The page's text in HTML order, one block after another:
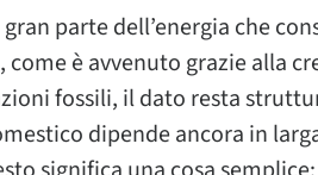
parte dell’energia che
come è avvenuto grazie alla
fossili, il dato resta
dipende ancora in